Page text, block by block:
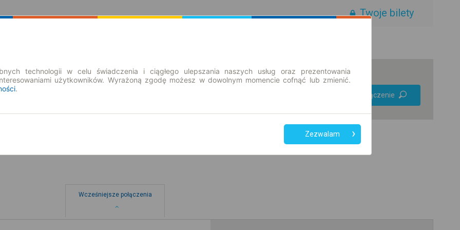
Twoje bilety
Znajdź połączenie
Wcześniejsze połączenia
technologii w celu świadczenia i ciągłego ulepszania naszych usług oraz prezentowania
użytkowników. Wyrażoną zgodę możesz w dowolnym momencie cofnąć lub zmienić.
.
Zezwalam